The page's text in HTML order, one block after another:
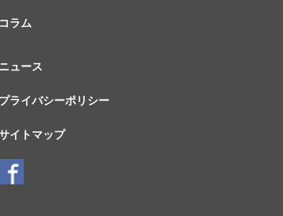
コラム
ニュース
プライバシーポリシー
イトマップ